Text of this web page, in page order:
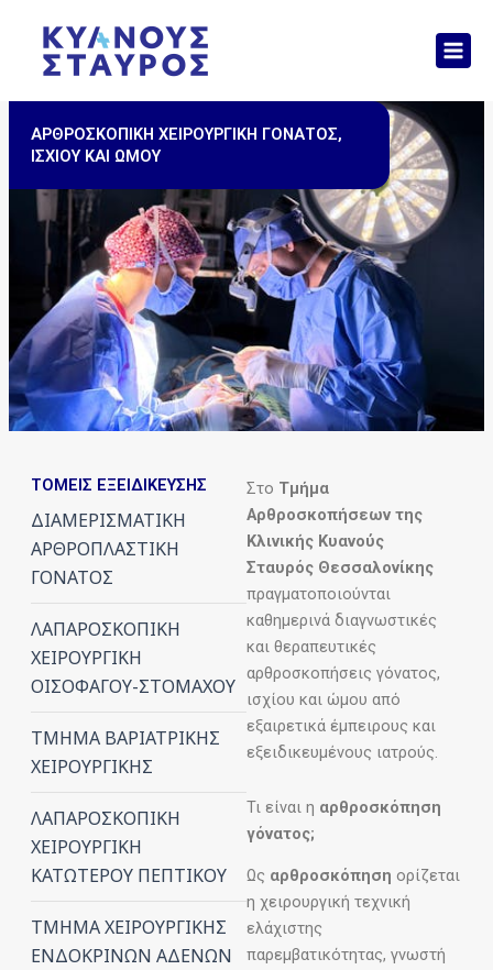
περιεχόμενο
ΑΡΘΡΟΣΚΟΠΙΚΗ ΧΕΙΡΟΥΡΓΙΚΗ ΓΟΝΑΤΟΣ,
ΙΣΧΙΟΥ ΚΑΙ ΩΜΟΥ
ΤΟΜΕΙΣ ΕΞΕΙΔΙΚΕΥΣΗΣ
ΔΙΑΜΕΡΙΣΜΑΤΙΚΗ
ΑΡΘΡΟΠΛΑΣΤΙΚΗ
ΓΟΝΑΤΟΣ
ΛΑΠΑΡΟΣΚΟΠΙΚΗ
ΧΕΙΡΟΥΡΓΙΚΗ
ΟΙΣΟΦΑΓΟΥ-ΣΤΟΜΑΧΟΥ
ΤΜΗΜΑ ΒΑΡΙΑΤΡΙΚΗΣ
ΧΕΙΡΟΥΡΓΙΚΗΣ
ΛΑΠΑΡΟΣΚΟΠΙΚΗ
ΧΕΙΡΟΥΡΓΙΚΗ
ΚΑΤΩΤΕΡΟΥ ΠΕΠΤΙΚΟΥ
ΤΜΗΜΑ ΧΕΙΡΟΥΡΓΙΚΗΣ
ΕΝΔΟΚΡΙΝΩΝ ΑΔΕΝΩΝ
Στο Τμήμα
Αρθροσκοπήσεων της
Κλινικής Κυανούς
Σταυρός Θεσσαλονίκης
πραγματοποιούνται
καθημερινά διαγνωστικές
και θεραπευτικές
αρθροσκοπήσεις γόνατος,
ισχίου και ώμου από
εξαιρετικά έμπειρους και
εξειδικευμένους ιατρούς.
Τι είναι η αρθροσκόπηση
γόνατος;
Ως αρθροσκόπηση ορίζεται
η χειρουργική τεχνική
ελάχιστης
παρεμβατικότητας, γνωστή